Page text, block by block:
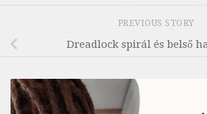
PREVIOUS STORY
Dreadlock spirál és belső